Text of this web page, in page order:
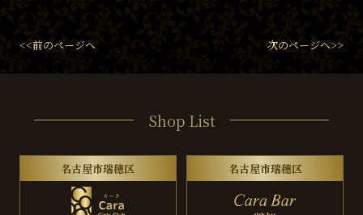
<<前のページへ 次のページへ>>
Shop List
名古屋市瑞穂区 名古屋市瑞穂区